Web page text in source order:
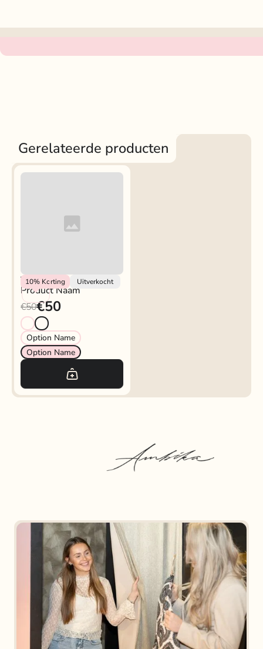
Gerelateerde producten
10% Korting Uitverkocht
Vendor
Product Naam
€50€50
Option Name
Option Name